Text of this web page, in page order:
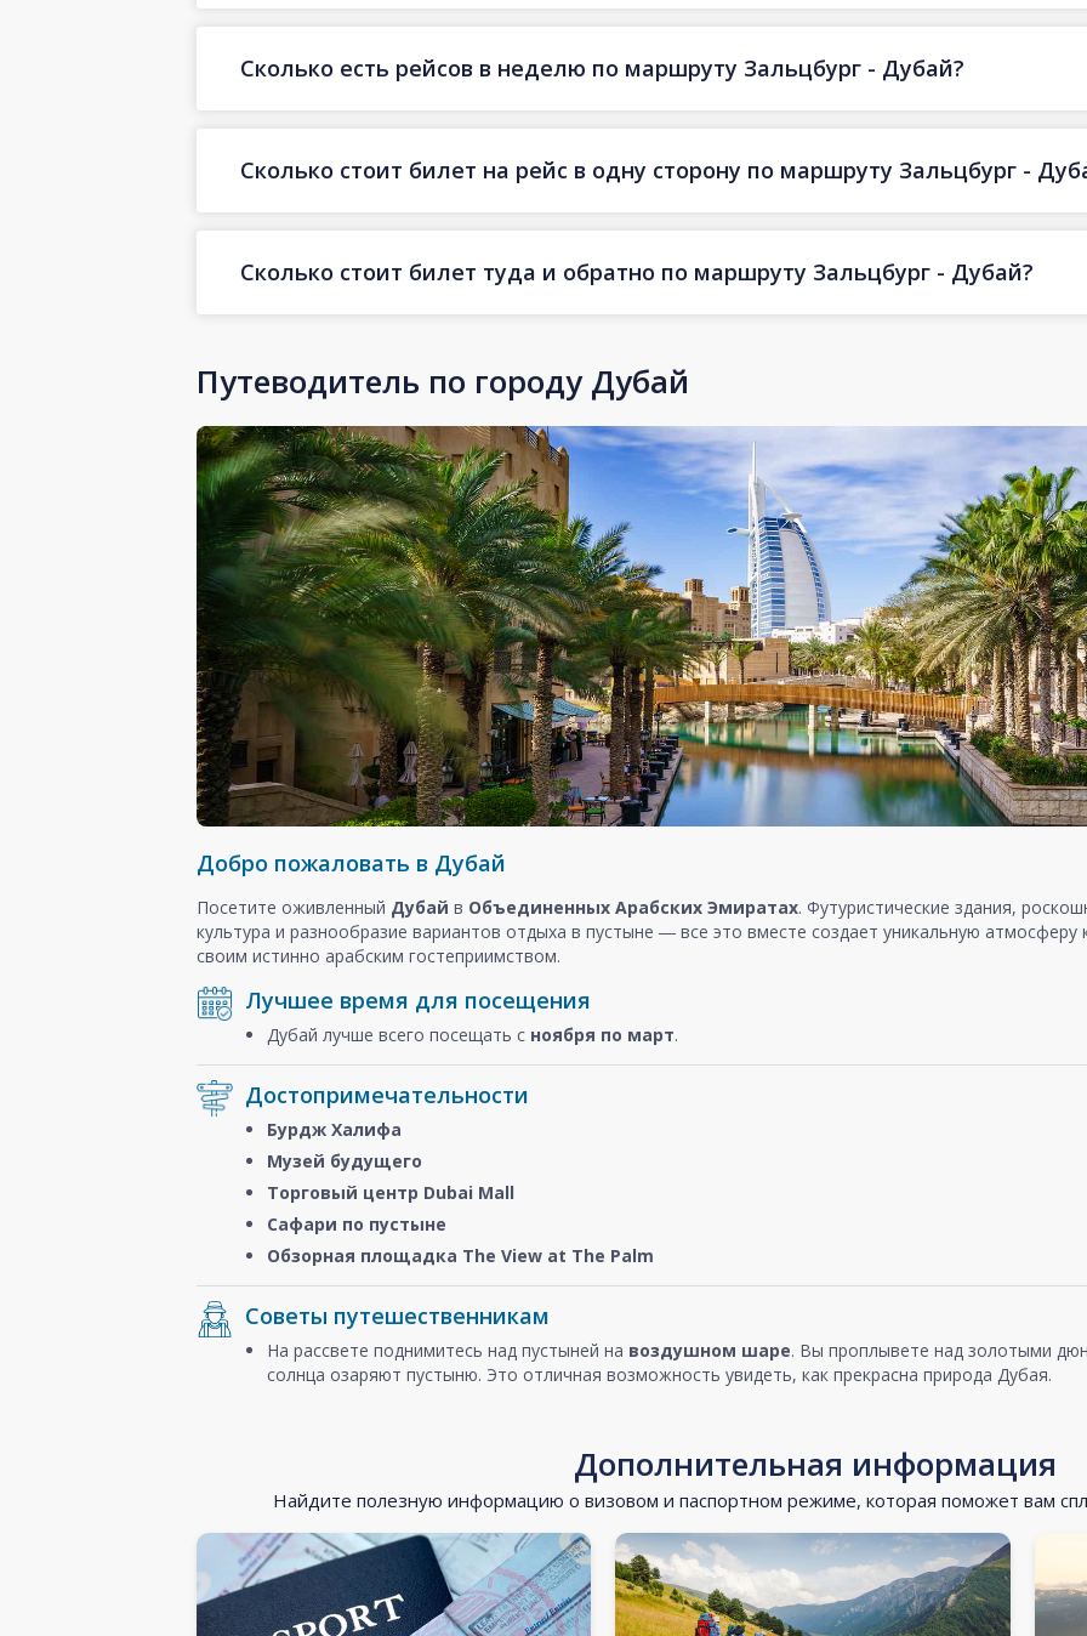
Сколько есть рейсов в неделю по маршруту Зальцбург - Дубай?
Сколько стоит билет на рейс в одну сторону по маршруту Зальцбург -
Сколько стоит билет туда и обратно по маршруту Зальцбург - Дубай?
Путеводитель по городу Дубай
Добро пожаловать в Дубай
Посетите оживленный Дубай в Объединенных Арабских Эмиратах. Футуристические здания,
культура и разнообразие вариантов отдыха в пустыне ― все это вместе создает уникальную
своим истинно арабским гостеприимством.
Лучшее время для посещения
Дубай лучше всего посещать с ноября по март.
Достопримечательности
Бурдж Халифа
Музей будущего
Торговый центр Dubai Mall
Сафари по пустыне
Обзорная площадка The View at The Palm
Советы путешественникам
На рассвете поднимитесь над пустыней на воздушном шаре. Вы проплывете над золотыми
солнца озаряют пустыню. Это отличная возможность увидеть, как прекрасна природа Дубая.
Дополнительная информация
Найдите полезную информацию о визовом и паспортном режиме, которая поможет вам